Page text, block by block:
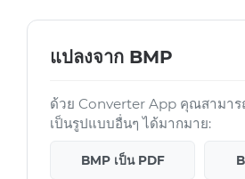
แปลงจาก BMP
ด้วย Converter App คุณสามาร
เป็นรูปแบบอื่นๆ ได้มากมาย:
BMP เป็น PDF